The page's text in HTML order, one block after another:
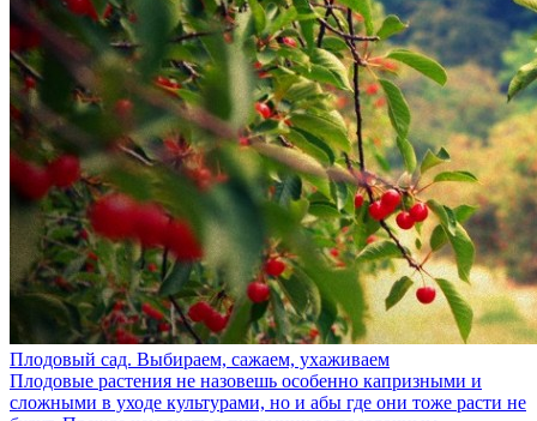
Плодовый сад. Выбираем, сажаем, ухаживаем
Плодовые растения не назовешь особенно капризными и
сложными в уходе культурами, но и абы где они тоже расти не